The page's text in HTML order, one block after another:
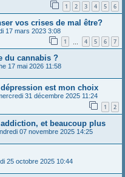
1 2 3 4 5 6
vos crises de mal être?
17 mars 2023 3:08
1 4 5 6 7
du cannabis ?
17 mai 2026 11:58
est mon choix
31 décembre 2025 11:24
1 2
et beaucoup plus
07 novembre 2025 14:25
25 octobre 2025 10:44